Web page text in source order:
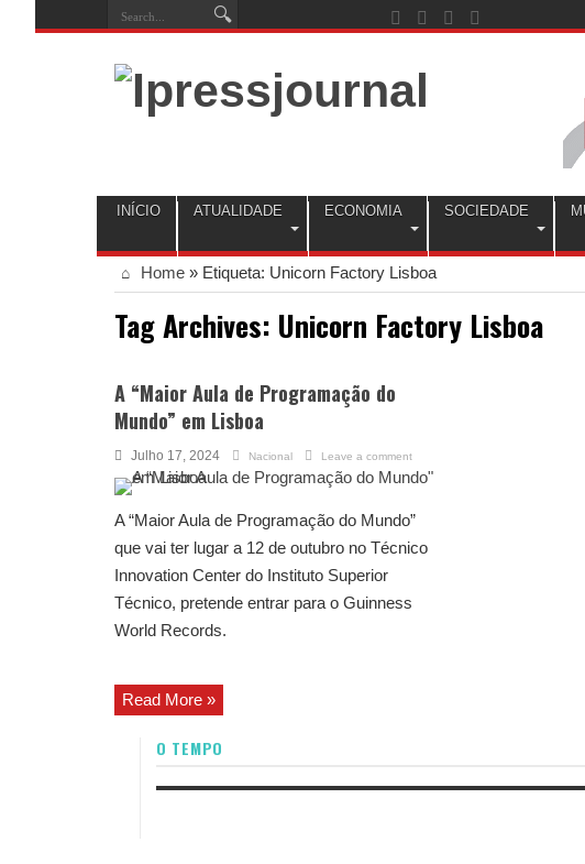
INÍCIO ATUALIDADE ECONOMIA SOCIEDADE
Home » Etiqueta: Unicorn Factory Lisboa
Tag Archives: Unicorn Factory Lisboa
A “Maior Aula de Programação do
Mundo” em Lisboa
Julho 17, 2024 Nacional Leave a comment
A “Maior Aula de Programação do Mundo”
que vai ter lugar a 12 de outubro no Técnico
Innovation Center do Instituto Superior
Técnico, pretende entrar para o Guinness
World Records.
Read More »
O TEMPO